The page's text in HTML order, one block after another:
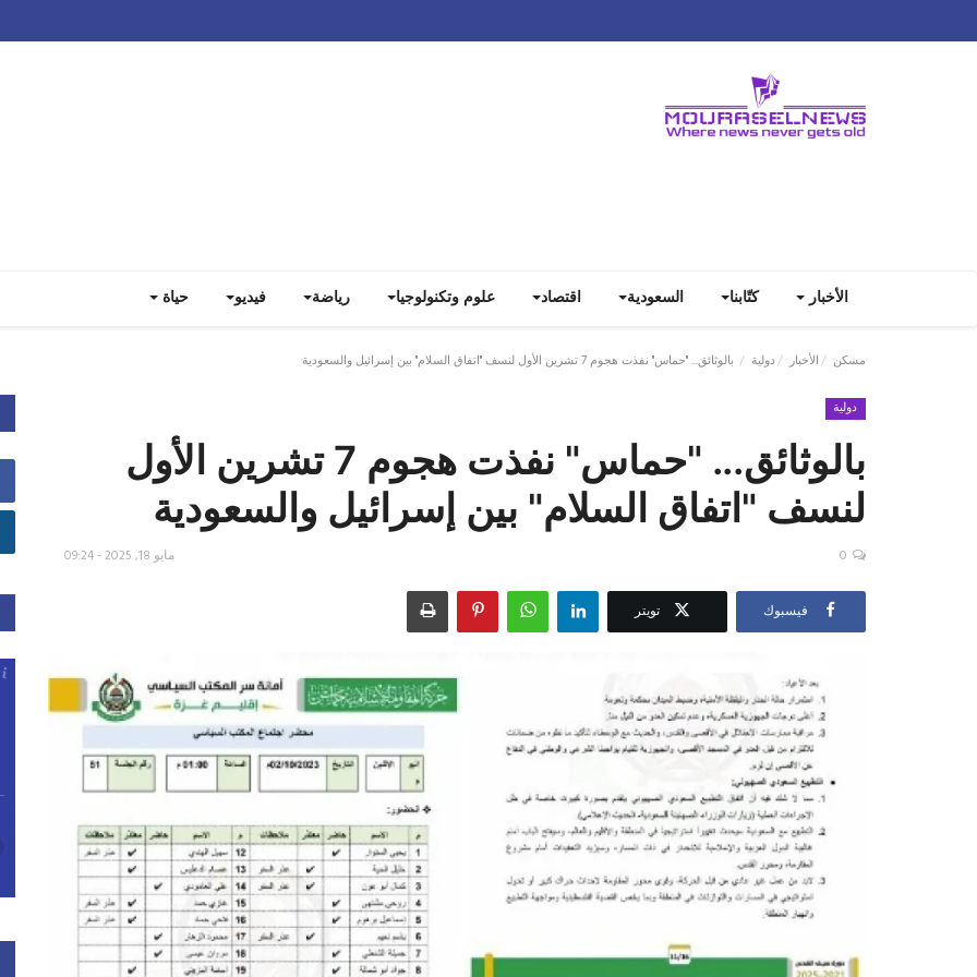
الأخبار كتّابنا السعودية اقتصاد علوم وتكنولوجيا رياضة فيديو حياة
مسكن الأخبار دولية بالوثائق... "حماس" نفذت هجوم 7 تشرين الأول لنسف "اتفاق السلام" بين إسرائيل والسعودية
دولية
بالوثائق... "حماس" نفذت هجوم 7 تشرين الأول
لنسف "اتفاق السلام" بين إسرائيل والسعودية
مايو 18, 2025 - 09:24 0
فيسبوك تويتر